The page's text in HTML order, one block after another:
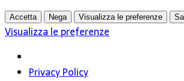
Accetta Nega Visualizza le preferenze
Visualizza le preferenze
Privacy Policy